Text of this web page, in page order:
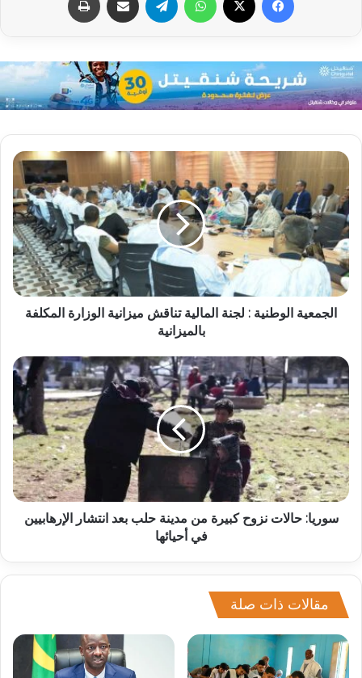
الجمعية الوطنية : لجنة المالية تناقش ميزانية الوزارة المكلفة
بالميزانية
سوريا: حالات نزوح كبيرة من مدينة حلب بعد انتشار الإرهابيين
في أحيائها
مقالات ذات صلة